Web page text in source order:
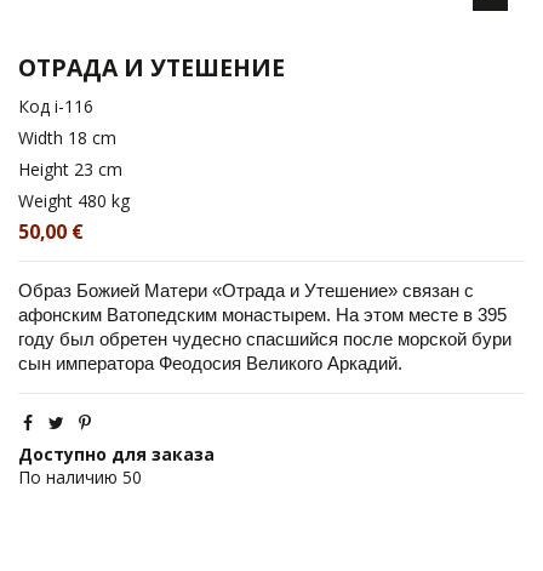
ОТРАДА И УТЕШЕНИЕ
Код i-116
Width 18 cm
Height 23 cm
Weight 480 kg
50,00 €
Образ Божией Матери «Отрада и Утешение» связан с
афонским Ватопедским монастырем. На этом месте в 395
году был обретен чудесно спасшийся после морской бури
сын императора Феодосия Великого Аркадий.
Доступно для заказа
По наличию 50